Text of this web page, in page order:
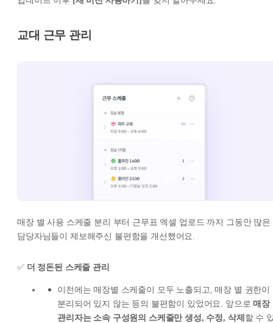
교대 근무 관리
매장 별 사용 스케줄 분리 부터 근무표 엑셀 업로드 까지 그동안 많은
담당자님들이 제보해주신 불편함을 개선했어요.
✅ 더 정돈된 스케줄 관리
이전에는 매장별 스케줄이 모두 노출되고, 매장 별 권한이
분리되어 있지 않는 등의 불편함이 있었어요. 앞으로매장
관리자는 소속 구성원의 스케줄만 생성, 수정, 삭제 할 수